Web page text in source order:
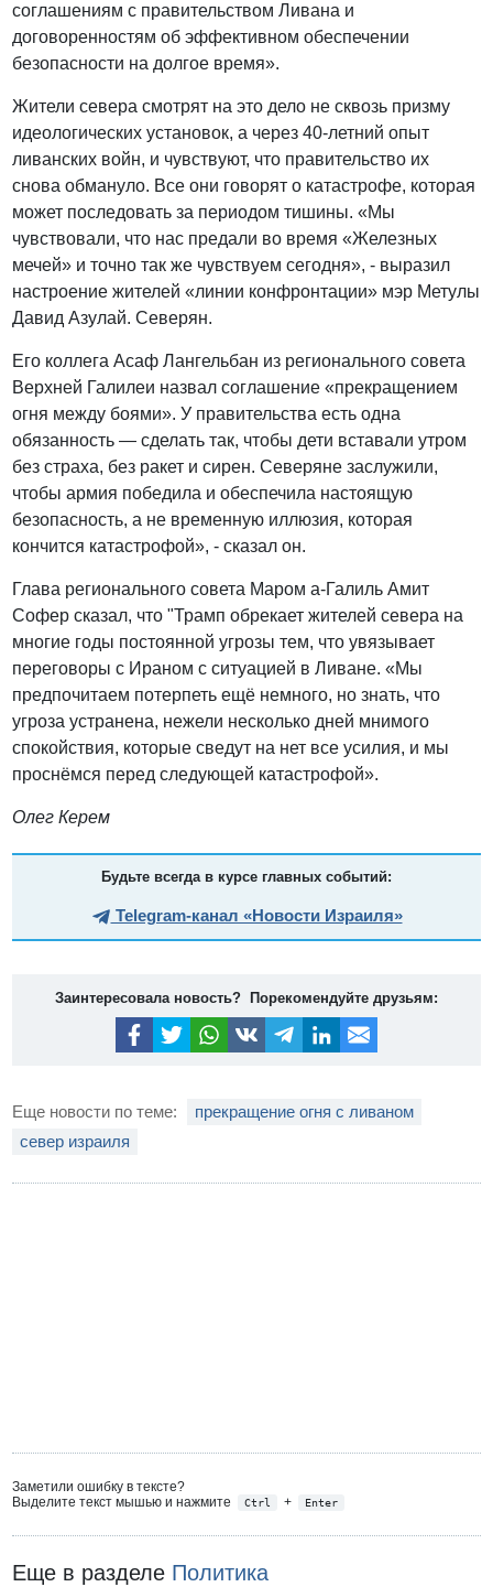
соглашениям с правительством Ливана и
договоренностям об эффективном обеспечении
безопасности на долгое время».
Жители севера смотрят на это дело не сквозь призму
идеологических установок, а через 40-летний опыт
ливанских войн, и чувствуют, что правительство их
снова обмануло. Все они говорят о катастрофе, которая
может последовать за периодом тишины. «Мы
чувствовали, что нас предали во время «Железных
мечей» и точно так же чувствуем сегодня», - выразил
настроение жителей «линии конфронтации» мэр Метулы
Давид Азулай. Северян.
Его коллега Асаф Лангельбан из регионального совета
Верхней Галилеи назвал соглашение «прекращением
огня между боями». У правительства есть одна
обязанность — сделать так, чтобы дети вставали утром
без страха, без ракет и сирен. Северяне заслужили,
чтобы армия победила и обеспечила настоящую
безопасность, а не временную иллюзия, которая
кончится катастрофой», - сказал он.
Глава регионального совета Маром а-Галиль Амит
Софер сказал, что "Трамп обрекает жителей севера на
многие годы постоянной угрозы тем, что увязывает
переговоры с Ираном с ситуацией в Ливане. «Мы
предпочитаем потерпеть ещё немного, но знать, что
угроза устранена, нежели несколько дней мнимого
спокойствия, которые сведут на нет все усилия, и мы
проснёмся перед следующей катастрофой».
Олег Керем
Будьте всегда в курсе главных событий:
Telegram-канал «Новости Израиля»
Заинтересовала новость? Порекомендуйте друзьям:
Еще новости по теме:
прекращение огня с ливаном
север израиля
Заметили ошибку в тексте?
Выделите текст мышью и нажмите
Ctrl + Enter
Еще в разделе Политика